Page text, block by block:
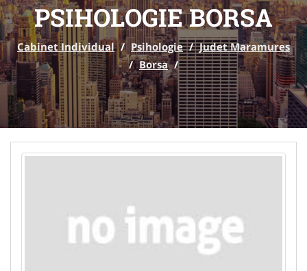
PSIHOLOGIE BORSA
Cabinet Individual / Psihologie / Judet Maramures
/ Borsa /